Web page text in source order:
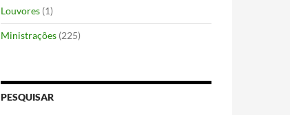
Louvores (1)
Ministrações (225)
PESQUISAR